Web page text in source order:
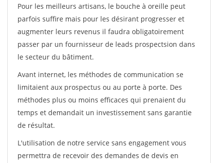
Pour les meilleurs artisans, le bouche à oreille peut
parfois suffire mais pour les désirant progresser et
augmenter leurs revenus il faudra obligatoirement
passer par un fournisseur de leads prospectsion dans
le secteur du bâtiment.
Avant internet, les méthodes de communication se
limitaient aux prospectus ou au porte à porte. Des
méthodes plus ou moins efficaces qui prenaient du
temps et demandait un investissement sans garantie
de résultat.
L'utilisation de notre service sans engagement vous
permettra de recevoir des demandes de devis en